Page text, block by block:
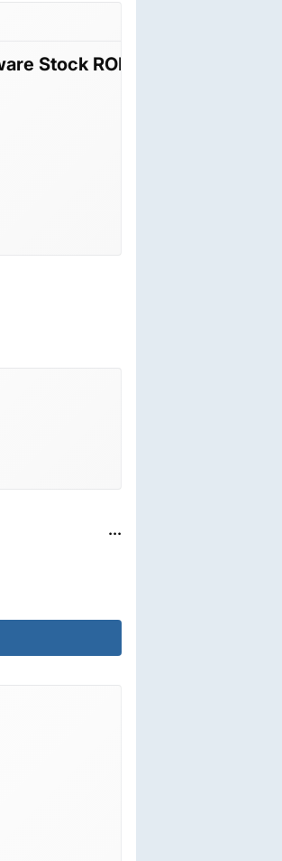
Flash File
...